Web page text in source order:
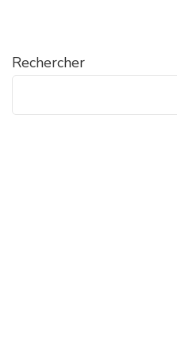
Rechercher